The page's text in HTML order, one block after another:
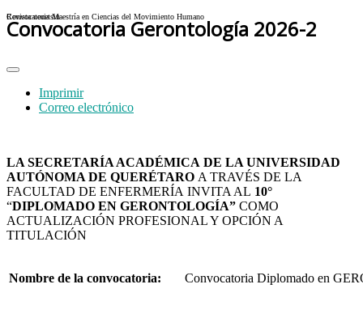
Convocatoria Maestría en Ciencias del Movimiento Humano
Revista ueuetsin
Convocatoria Gerontología 2026-2
Imprimir
Correo electrónico
LA SECRETARÍA ACADÉMICA DE LA UNIVERSIDAD
AUTÓNOMA DE QUERÉTARO A TRAVÉS DE LA
FACULTAD DE ENFERMERÍA INVITA AL 10°
“DIPLOMADO EN GERONTOLOGÍA” COMO
ACTUALIZACIÓN PROFESIONAL Y OPCIÓN A
TITULACIÓN
Nombre de la convocatoria: Convocatoria Diplomado en